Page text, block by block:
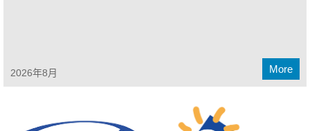
2026年8月 More